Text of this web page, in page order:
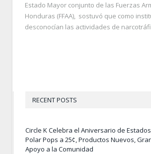
Estado Mayor conjunto de las Fuerzas
Honduras (FFAA), sostuvó que como
desconocían las actividades de
RECENT POSTS
Circle K Celebra el Aniversario de
Polar Pops a 25¢, Productos Nuevos,
Apoyo a la Comunidad